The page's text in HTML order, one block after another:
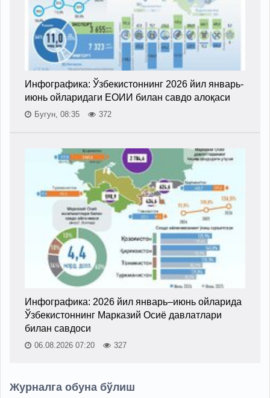
Инфографика: Ўзбекистоннинг 2026 йил январь-
июнь ойларидаги ЕОИИ билан савдо алоқаси
Бугун, 08:35 372
Инфографика: 2026 йил январь–июнь ойларида
Ўзбекистоннинг Марказий Осиё давлатлари
билан савдоси
06.08.2026 07:20 327
Журналга обуна бўлиш